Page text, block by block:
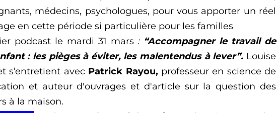
médecins, psychologues, pour vous apporter un réel
en cette période si particulière pour les familles
er podcast le mardi 31 mars : “Accompagner le travail de
: les pièges à éviter, les malentendus à lever”. Louise
s’entretient avec Patrick Rayou, professeur en science de
et auteur d'ouvrages et d'article sur la question des
à la maison.